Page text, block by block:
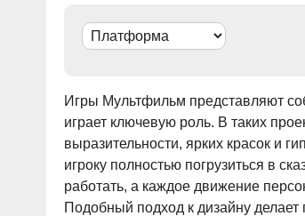
Игры Мультфильм представляют
играет ключевую роль. В таких
выразительности, ярких красок и
игроку полностью погрузиться в
работать, а каждое движение
Подобный подход к дизайну